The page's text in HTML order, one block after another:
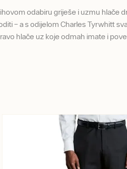
odabiru griješe i uzmu hlače
– a s odijelom Charles Tyrwhitt
hlače uz koje odmah imate i